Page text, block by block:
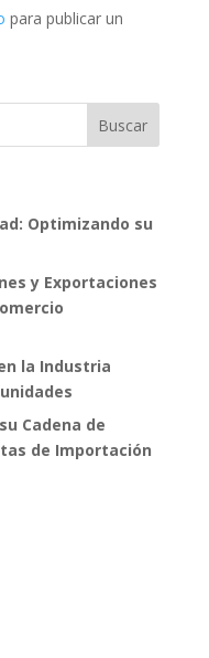
para publicar un
Optimizando su
y Exportaciones
la Industria
Cadena de
de Importación